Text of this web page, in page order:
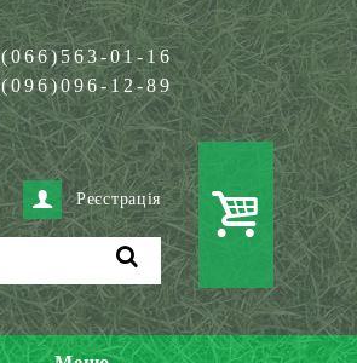
(066)563-01-16
(096)096-12-89
Реєстрація